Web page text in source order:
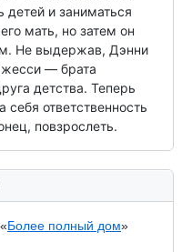
детей и заниматься
мать, но затем он
Не выдержав, Дэнни
— брата
детства. Теперь
ответственность
повзрослеть.
Более полный дом»